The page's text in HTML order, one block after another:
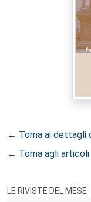
← Torna ai dettagli
← Torna agli articoli
LE RIVISTE DEL MESE